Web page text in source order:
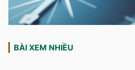
BÀI XEM NHIỀU